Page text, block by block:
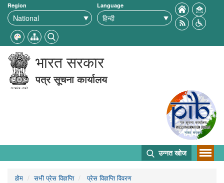
Region Language
भारत सरकार
पत्र सूचना कार्यालय
उन्नत खोज
होम सभी प्रेस विज्ञप्ति प्रेस विज्ञप्ति विवरण